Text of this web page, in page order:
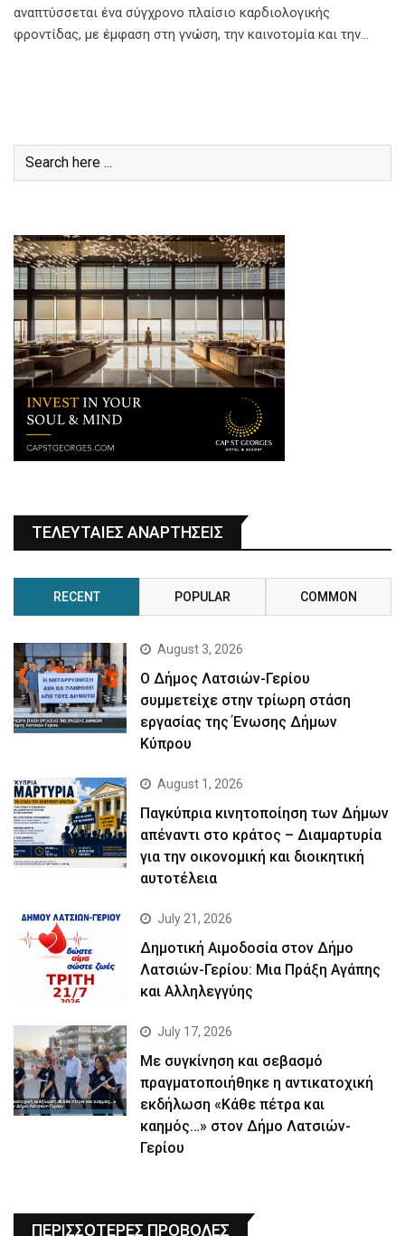
αναπτύσσεται ένα σύγχρονο πλαίσιο καρδιολογικής
φροντίδας, με έμφαση στη γνώση, την καινοτομία και την…
ΤΕΛΕΥΤΑΙΕΣ ΑΝΑΡΤΗΣΕΙΣ
RECENT POPULAR COMMON
August 3, 2026
Ο Δήμος Λατσιών-Γερίου
συμμετείχε στην τρίωρη στάση
εργασίας της Ένωσης Δήμων
Κύπρου
August 1, 2026
Παγκύπρια κινητοποίηση των Δήμων
απέναντι στο κράτος – Διαμαρτυρία
για την οικονομική και διοικητική
αυτοτέλεια
July 21, 2026
Δημοτική Αιμοδοσία στον Δήμο
Λατσιών-Γερίου: Μια Πράξη Αγάπης
και Αλληλεγγύης
July 17, 2026
Με συγκίνηση και σεβασμό
πραγματοποιήθηκε η αντικατοχική
εκδήλωση «Κάθε πέτρα και
καημός…» στον Δήμο Λατσιών-
Γερίου
ΠΕΡΙΣΣΟΤΕΡΕΣ ΠΡΟΒΟΛΕΣ